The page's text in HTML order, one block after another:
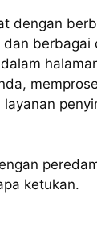
dengan
berbagai
ketukan.